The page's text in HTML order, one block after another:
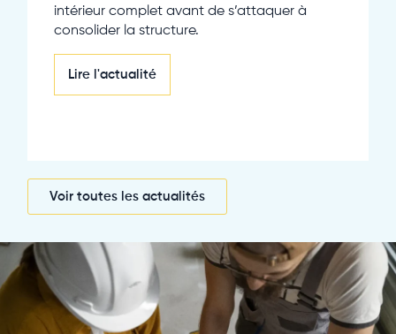
intérieur complet avant de s’attaquer à
consolider la structure.
Lire l'actualité
Voir toutes les actualités